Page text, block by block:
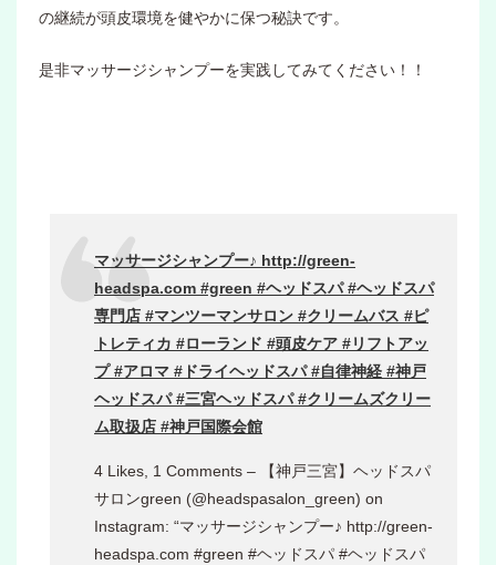
の継続が頭皮環境を健やかに保つ秘訣です。
是非マッサージシャンプーを実践してみてください！！
マッサージシャンプー♪ http://green-
headspa.com #green #ヘッドスパ #ヘッドスパ
専門店 #マンツーマンサロン #クリームバス #ピ
トレティカ #ローランド #頭皮ケア #リフトアッ
プ #アロマ #ドライヘッドスパ #自律神経 #神戸
ヘッドスパ #三宮ヘッドスパ #クリームズクリー
ム取扱店 #神戸国際会館
4 Likes, 1 Comments – 【神戸三宮】ヘッドスパ
サロンgreen (@headspasalon_green) on
Instagram: “マッサージシャンプー♪ http://green-
headspa.com #green #ヘッドスパ #ヘッドスパ